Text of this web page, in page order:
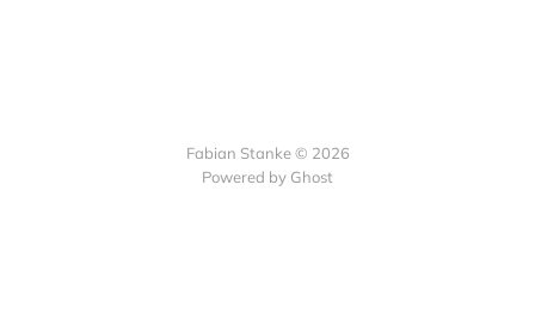
Fabian Stanke © 2026
Powered by Ghost